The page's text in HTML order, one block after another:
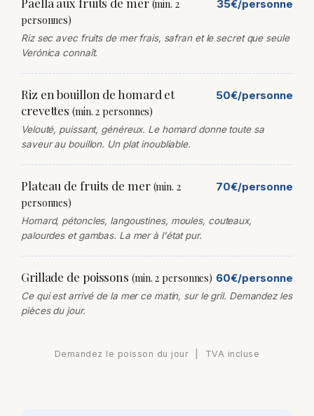
(min. 2
personnes)
35€/personne
Riz sec avec fruits de mer frais, safran et le secret que seule
Verónica connaît.
Riz en bouillon de homard et
crevettes(min. 2 personnes)
50€/personne
Velouté, puissant, généreux. Le homard donne toute sa
saveur au bouillon. Un plat inoubliable.
Plateau de fruits de mer (min. 2
personnes)
70€/personne
Homard, pétoncles, langoustines, moules, couteaux,
palourdes et gambas. La mer à l'état pur.
Grillade de poissons (min. 2 personnes) 60€/personne
Ce qui est arrivé de la mer ce matin, sur le gril. Demandez les
pièces du jour.
Demandez le poisson du jour | TVA incluse